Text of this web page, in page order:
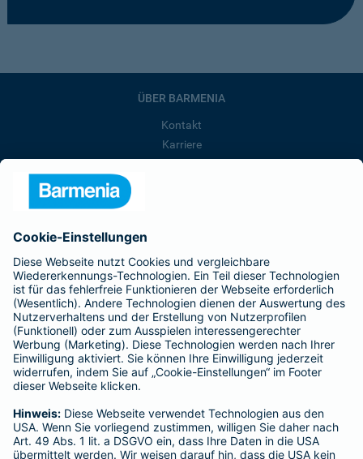
ÜBER BARMENIA
Kontakt
Karriere
Barmenia ist Teil der BarmeniaGothaer
BELIEBTE SEITEN
Kranken-Zusatzversicherung
Tierversicherungen
Haftpflichtversicherung
Hausratversicherung
Adresse ändern
Schaden melden